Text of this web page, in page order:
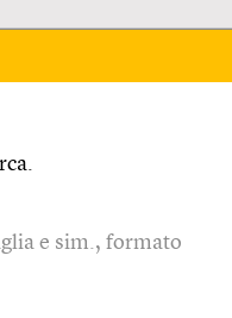
e sim., formato